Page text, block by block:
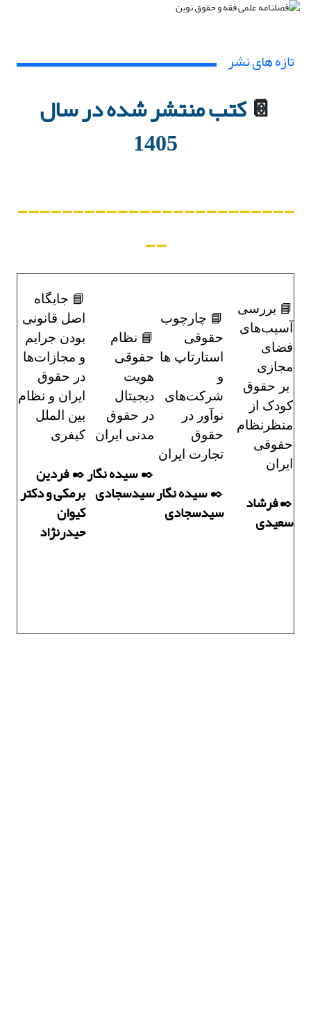
تازه های نشر
📔کتب منتشر شده در سال
1405
-------------------------
--
📘 بررسی
آسیب‌های
فضای
مجازی
بر حقوق
کودک از
منظرنظام
حقوقی
ایران
✒️فرشاد
سعیدی
📘 چارچوب
حقوقی
استارتاپ ها
و
شرکت‌های
نوآور در
حقوق
تجارت ایران
✒️سیده نگار
سیدسجادی
📘 نظام
حقوقی
هویت
دیجیتال
در حقوق
مدنی ایران
✒️سیده نگار
سیدسجادی
📘 جایگاه
اصل قانونی
بودن جرایم
و مجازات‌ها
در حقوق
ایران و نظام
بین الملل
کیفری
✒️فردین
برمکی و دکتر
کیوان
حیدرنژاد